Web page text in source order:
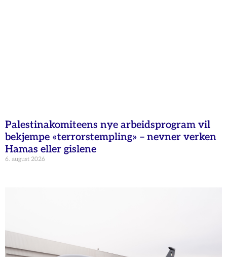
Palestinakomiteens nye arbeidsprogram vil
bekjempe «terrorstempling» – nevner verken
Hamas eller gislene
6. august 2026